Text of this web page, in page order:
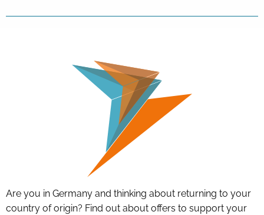
Are you in Germany and thinking about returning to your
country of origin? Find out about offers to support your